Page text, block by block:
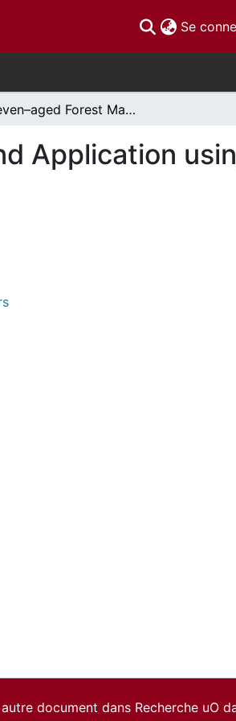
Se
Uneven–aged Forest Management an Analysis and Application using uneven
Application
document dans Recherche uO